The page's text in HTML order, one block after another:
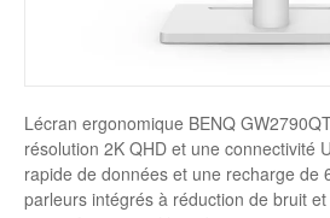
Lécran ergonomique BENQ
résolution 2K QHD et une connectivité
rapide de données et une recharge de
parleurs intégrés à réduction de bruit